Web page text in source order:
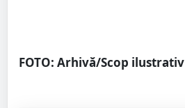
FOTO: Arhivă/Scop ilustrativ